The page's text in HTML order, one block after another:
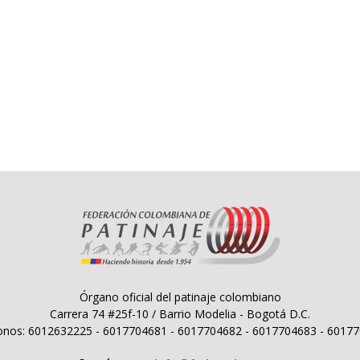
Órgano oficial del patinaje colombiano
Carrera 74 #25f-10 / Barrio Modelia - Bogotá D.C.
6012632225 - 6017704681 - 6017704682 - 6017704683 -